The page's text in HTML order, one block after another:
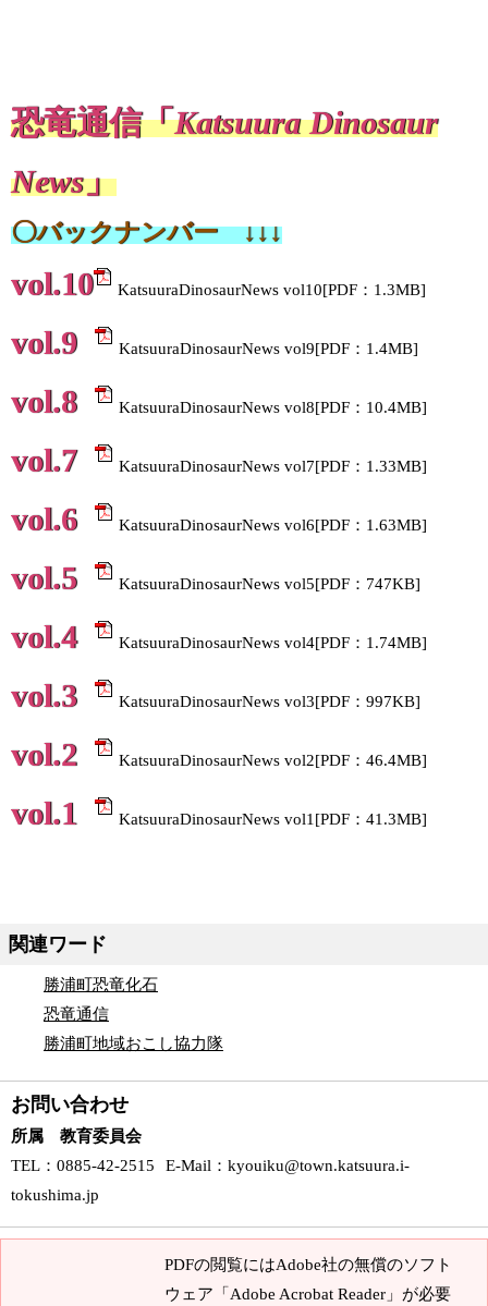
恐竜通信「Katsuura Dinosaur
News」
〇バックナンバー ↓↓↓
vol.10 KatsuuraDinosaurNews vol10[PDF：1.3MB]
vol.9 KatsuuraDinosaurNews vol9[PDF：1.4MB]
vol.8 KatsuuraDinosaurNews vol8[PDF：10.4MB]
vol.7 KatsuuraDinosaurNews vol7[PDF：1.33MB]
vol.6 KatsuuraDinosaurNews vol6[PDF：1.63MB]
vol.5 KatsuuraDinosaurNews vol5[PDF：747KB]
vol.4 KatsuuraDinosaurNews vol4[PDF：1.74MB]
vol.3 KatsuuraDinosaurNews vol3[PDF：997KB]
vol.2 KatsuuraDinosaurNews vol2[PDF：46.4MB]
vol.1 KatsuuraDinosaurNews vol1[PDF：41.3MB]
関連ワード
勝浦町恐竜化石
恐竜通信
勝浦町地域おこし協力隊
お問い合わせ
所属 教育委員会
TEL ：0885-42-2515 E-Mail ： kyouiku@town.katsuura.i-
tokushima.jp
PDFの閲覧にはAdobe社の無償のソフト
ウェア「Adobe Acrobat Reader」が必要